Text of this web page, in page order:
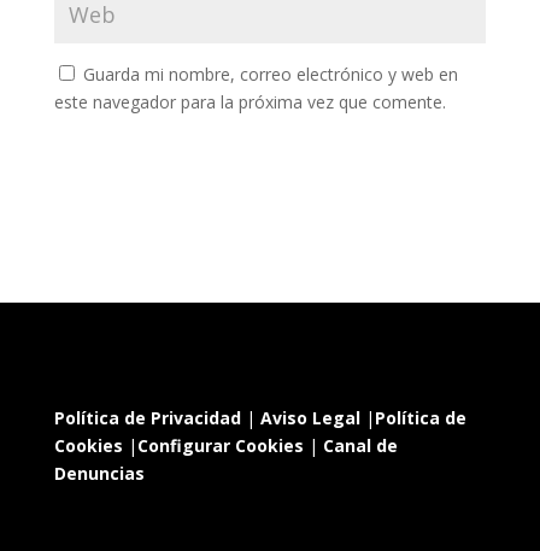
Guarda mi nombre, correo electrónico y web en
este navegador para la próxima vez que comente.
Política de Privacidad| Aviso Legal| Política de
Cookies | Configurar Cookies | Canal de
Denuncias